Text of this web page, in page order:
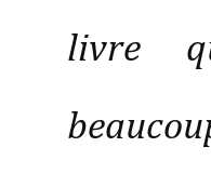
livre